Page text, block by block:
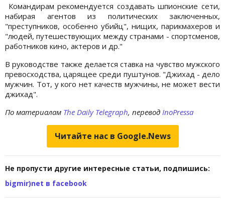
Командирам рекомендуется создавать шпионские сети,
набирая агентов из политических заключенных,
"преступников, особенно убийц", нищих, парикмахеров и
"людей, путешествующих между странами - спортсменов,
работников кино, актеров и др."
В руководстве также делается ставка на чувство мужского
превосходства, царящее среди пуштунов. "Джихад - дело
мужчин. Тот, у кого нет качеств мужчины, не может вести
джихад".
По материалам The Daily Telegraph, перевод InoPressa
Читайте нас в Google.News
Не пропусти другие интересные статьи, подпишись:
bigmir)net в facebook